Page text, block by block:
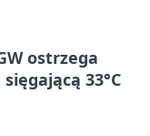
ostrzega
33°C